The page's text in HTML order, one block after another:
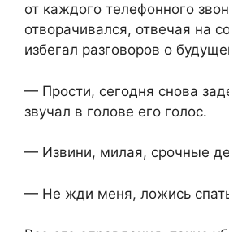
от каждого телефонного
отворачивался, отвечая на
избегал разговоров о
— Прости, сегодня снова
звучал в голове его голос.
— Извини, милая, срочные
— Не жди меня, ложись